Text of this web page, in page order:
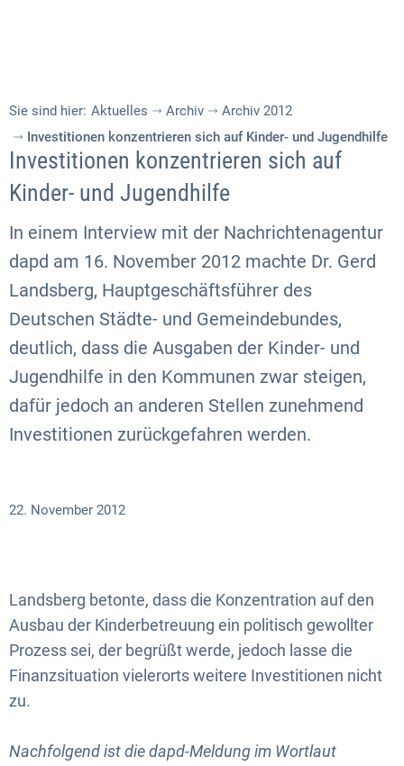
Sie sind hier: Aktuelles Archiv
Archiv 2012
Investitionen konzentrieren sich auf Kinder- und Jugendhilfe
Investitionen konzentrieren sich auf
Kinder- und Jugendhilfe
In einem Interview mit der Nachrichtenagentur
dapd am 16. November 2012 machte Dr. Gerd
Landsberg, Hauptgeschäftsführer des
Deutschen Städte- und Gemeindebundes,
deutlich, dass die Ausgaben der Kinder- und
Jugendhilfe in den Kommunen zwar steigen,
dafür jedoch an anderen Stellen zunehmend
Investitionen zurückgefahren werden.
22. November 2012
Landsberg betonte, dass die Konzentration auf den
Ausbau der Kinderbetreuung ein politisch gewollter
Prozess sei, der begrüßt werde, jedoch lasse die
Finanzsituation vielerorts weitere Investitionen nicht
zu.
Nachfolgend ist die dapd-Meldung im Wortlaut